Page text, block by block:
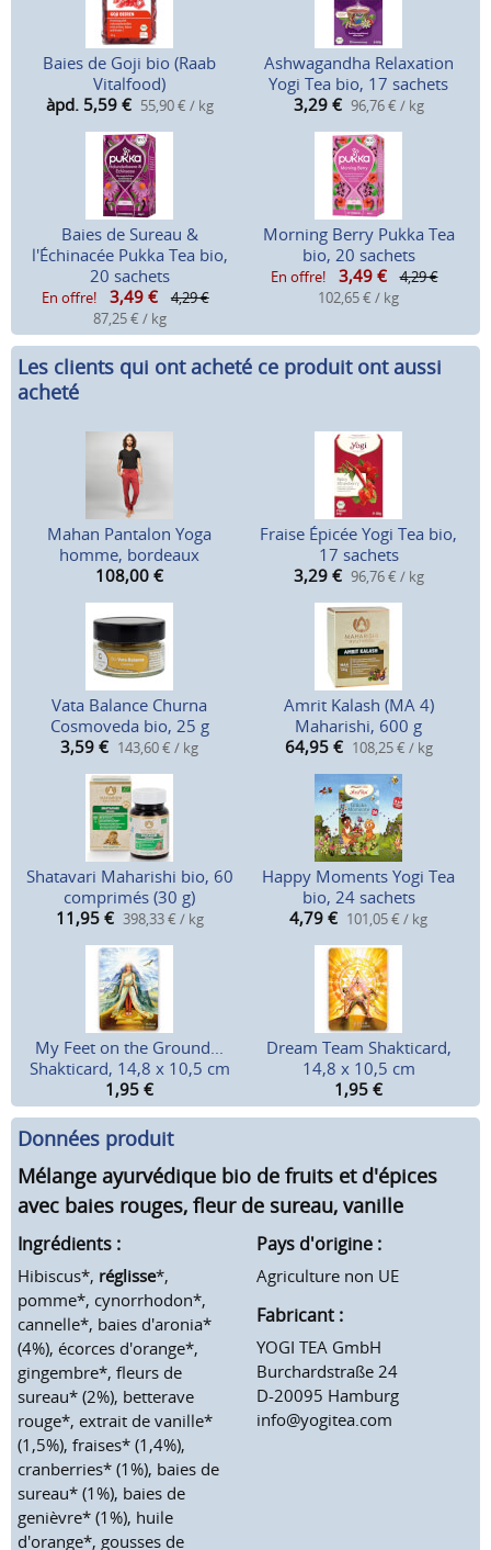
Baies de Goji bio (Raab
Vitalfood)
àpd. 5,59 € 55,90 € / kg
Ashwagandha Relaxation
Yogi Tea bio, 17 sachets
3,29 € 96,76 € / kg
Baies de Sureau &
l'Échinacée Pukka Tea bio,
20 sachets
En offre! 3,49 €
4,29 €
87,25 € / kg
Morning Berry Pukka Tea
bio, 20 sachets
En offre! 3,49 €
4,29 €
102,65 € / kg
Les clients qui ont acheté ce produit ont aussi
acheté
Mahan Pantalon Yoga
homme, bordeaux
108,00 €
Fraise Épicée Yogi Tea bio,
17 sachets
3,29 € 96,76 € / kg
Vata Balance Churna
Cosmoveda bio, 25 g
3,59 € 143,60 € / kg
Amrit Kalash (MA 4)
Maharishi, 600 g
64,95 € 108,25 € / kg
Shatavari Maharishi bio, 60
comprimés (30 g)
11,95 € 398,33 € / kg
Happy Moments Yogi Tea
bio, 24 sachets
4,79 € 101,05 € / kg
My Feet on the Ground...
Shakticard, 14,8 x 10,5 cm
1,95 €
Dream Team Shakticard,
14,8 x 10,5 cm
1,95 €
Données produit
Mélange ayurvédique bio de fruits et d'épices
avec baies rouges, fleur de sureau, vanille
Ingrédients :
Hibiscus*, réglisse*,
pomme*, cynorrhodon*,
cannelle*, baies d'aronia*
(4%), écorces d'orange*,
gingembre*, fleurs de
sureau* (2%), betterave
rouge*, extrait de vanille*
(1,5%), fraises* (1,4%),
cranberries* (1%), baies de
sureau* (1%), baies de
genièvre* (1%), huile
d'orange*, gousses de
Pays d'origine :
Agriculture non UE
Fabricant :
YOGI TEA GmbH
Burchardstraße 24
D-20095 Hamburg
info@yogitea.com